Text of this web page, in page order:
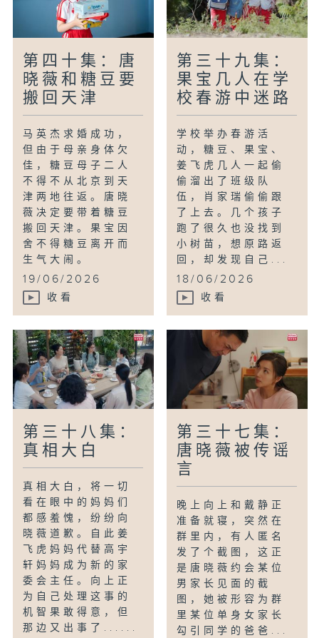
第四十集：唐
晓薇和糖豆要
搬回天津
马英杰求婚成功，
但由于母亲身体欠
佳，糖豆母子二人
不得不从北京到天
津两地往返。唐晓
薇决定要带着糖豆
搬回天津。果宝因
舍不得糖豆离开而
生气大闹。
19/06/2026
收看
第三十九集：
果宝几人在学
校春游中迷路
学校举办春游活
动，糖豆、果宝、
姜飞虎几人一起偷
偷溜出了班级队
伍，肖家瑞偷偷跟
了上去。几个孩子
跑了很久也没找到
小树苗，想原路返
回，却发现自己...
18/06/2026
收看
第三十八集：
真相大白
真相大白，将一切
看在眼中的妈妈们
都感羞愧，纷纷向
晓薇道歉。自此姜
飞虎妈妈代替高宇
轩妈妈成为新的家
委会主任。向上正
为自己处理这事的
机智果敢得意，但
那边又出事了......
第三十七集：
唐晓薇被传谣
言
晚上向上和戴静正
准备就寝，突然在
群里内，有人匿名
发了个截图，这正
是唐晓薇约会某位
男家长见面的截
图，她被形容为群
里某位单身女家长
勾引同学的爸爸...